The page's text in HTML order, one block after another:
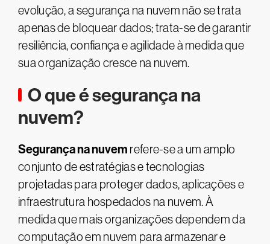
evolução, a segurança na nuvem não se trata
apenas de bloquear dados; trata-se de garantir
resiliência, confiança e agilidade à medida que
sua organização cresce na nuvem.
O que é segurança na
nuvem?
Segurança na nuvem refere-se a um amplo
conjunto de estratégias e tecnologias
projetadas para proteger dados, aplicações e
infraestrutura hospedados na nuvem. À
medida que mais organizações dependem da
computação em nuvem para armazenar e